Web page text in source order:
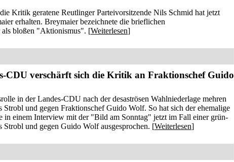
Kritik geratene Reutlinger Parteivorsitzende Nils Schmid hat jetzt
erhalten. Breymaier bezeichnete die brieflichen
bloßen "Aktionismus". [Weiterlesen]
CDU verschärft sich die Kritik an Fraktionschef Guido
in der Landes-CDU nach der desaströsen Wahlniederlage mehren
und gegen Fraktionschef Guido Wolf. So hat sich der ehemalige
in einem Interview mit der "Bild am Sonntag" jetzt im Fall einer grün-
und gegen Guido Wolf ausgesprochen. [Weiterlesen]